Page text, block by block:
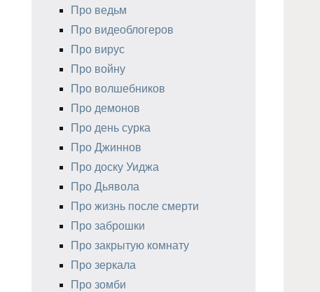
Про ведьм
Про видеоблогеров
Про вирус
Про войну
Про волшебников
Про демонов
Про день сурка
Про Джиннов
Про доску Уиджа
Про Дьявола
Про жизнь после смерти
Про заброшки
Про закрытую комнату
Про зеркала
Про зомби